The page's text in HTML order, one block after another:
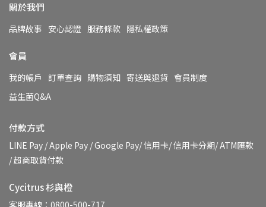
關於我們
品牌故事 安心認證 服務條款 隱私權政策
會員
我的帳戶 訂單查詢 購物須知 寄送與退貨 會員制度
益生菌Q&A
付款方式
LINE Pay / Apple Pay / Google Pay/ 信用卡/ 信用卡分期/ ATM匯款
/ 超商取貨付款
Cycitrus 杉與橙